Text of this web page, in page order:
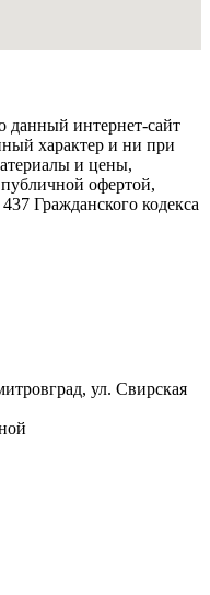
интернет-сайт
характер и ни при
и цены,
офертой,
Гражданского кодекса
ул. Свирская